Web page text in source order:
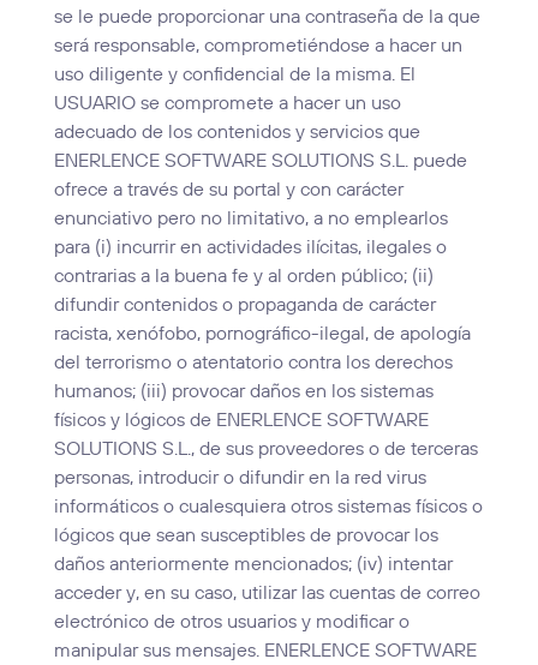
se le puede proporcionar una contraseña de la que
será responsable, comprometiéndose a hacer un
uso diligente y confidencial de la misma. El
USUARIO se compromete a hacer un uso
adecuado de los contenidos y servicios que
ENERLENCE SOFTWARE SOLUTIONS S.L. puede
ofrece a través de su portal y con carácter
enunciativo pero no limitativo, a no emplearlos
para (i) incurrir en actividades ilícitas, ilegales o
contrarias a la buena fe y al orden público; (ii)
difundir contenidos o propaganda de carácter
racista, xenófobo, pornográfico-ilegal, de apología
del terrorismo o atentatorio contra los derechos
humanos; (iii) provocar daños en los sistemas
físicos y lógicos de ENERLENCE SOFTWARE
SOLUTIONS S.L., de sus proveedores o de terceras
personas, introducir o difundir en la red virus
informáticos o cualesquiera otros sistemas físicos o
lógicos que sean susceptibles de provocar los
daños anteriormente mencionados; (iv) intentar
acceder y, en su caso, utilizar las cuentas de correo
electrónico de otros usuarios y modificar o
manipular sus mensajes. ENERLENCE SOFTWARE